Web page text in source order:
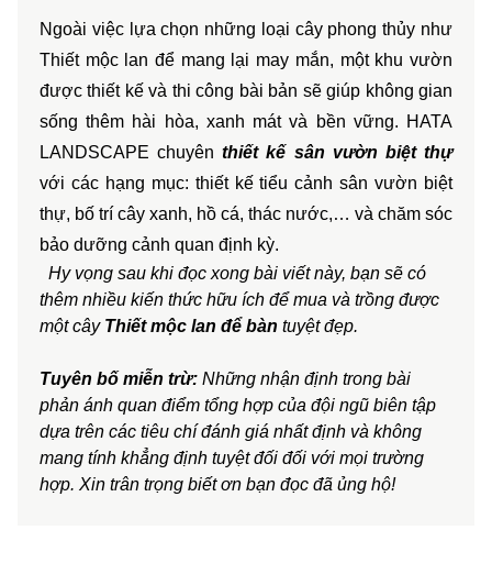
Ngoài việc lựa chọn những loại cây phong thủy như
Thiết mộc lan để mang lại may mắn, một khu vườn
được thiết kế và thi công bài bản sẽ giúp không gian
sống thêm hài hòa, xanh mát và bền vững. HATA
LANDSCAPE chuyên thiết kế sân vườn biệt thự
với các hạng mục: thiết kế tiểu cảnh sân vườn biệt
thự
bảo dưỡng cảnh quan định kỳ.
Hy vọng sau khi đọc xong bài viết này, bạn sẽ có
thêm nhiều kiến thức hữu ích để mua và trồng được
một câyThiết mộc lan để bàn tuyệt đẹp.
Tuyên bố miễn trừ: Những nhận định trong bài
phản ánh quan điểm tổng hợp của đội ngũ biên tập
dựa trên các tiêu chí đánh giá nhất định và không
mang tính khẳng định tuyệt đối đối với mọi trường
hợp. Xin trân trọng biết ơn bạn đọc đã ủng hộ!